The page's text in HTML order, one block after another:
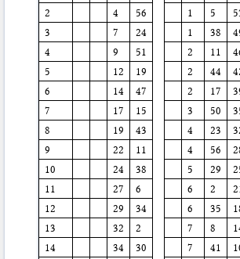
2
4 56 1 5
3
7 24 1 38
4
9 51 2 11
5
12 19 2 44
6
14 47 2 17
7
17 15 3 50
8
19 43 4 23
9
22 11 4 56
10
24 38 5 29
11
27 6 6 2
12
29 34 6 35
13
32 2 7 8
14
34 30 7 41